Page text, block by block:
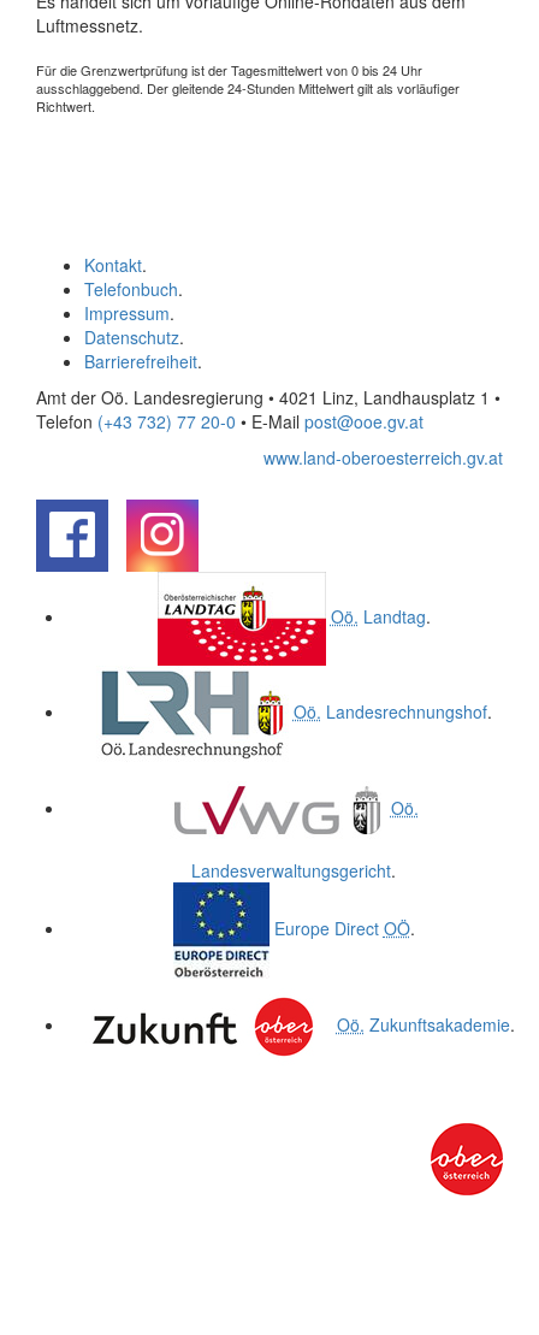
Luftmessnetz.
Für die Grenzwertprüfung ist der Tagesmittelwert von 0 bis 24 Uhr
ausschlaggebend. Der gleitende 24-Stunden Mittelwert gilt als vorläufiger
Richtwert.
Kontakt.
Telefonbuch.
Impressum.
Datenschutz.
Barrierefreiheit.
Amt der Oö. Landesregierung • 4021 Linz, Landhausplatz 1 •
Telefon (+43 732) 77 20-0 • E-Mail post@ooe.gv.at
www.land-oberoesterreich.gv.at
Oö. Landtag.
Oö. Landesrechnungshof.
Oö.
Landesverwaltungsgericht.
Europe Direct OÖ.
Oö. Zukunftsakademie.